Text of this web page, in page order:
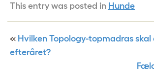
This entry was posted in Hunde
« Hvilken Topology-topmadras skal
efteråret?